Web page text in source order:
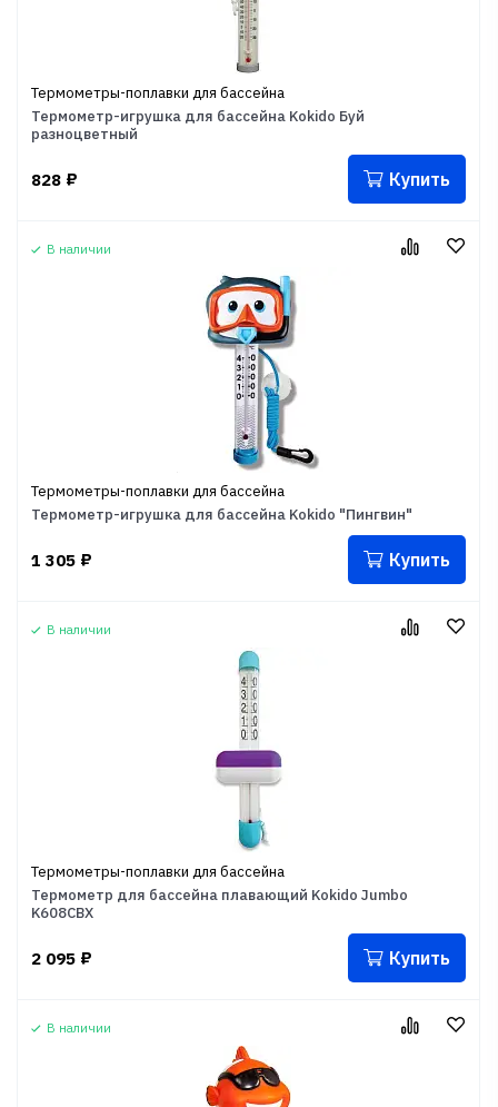
Термометры-поплавки для бассейна
Термометр-игрушка для бассейна Kokido Буй
разноцветный
828 ₽ Купить
В наличии
Термометры-поплавки для бассейна
Термометр-игрушка для бассейна Kokido "Пингвин"
1 305 ₽ Купить
В наличии
Термометры-поплавки для бассейна
Термометр для бассейна плавающий Kokido Jumbo
K608CBX
2 095 ₽ Купить
В наличии